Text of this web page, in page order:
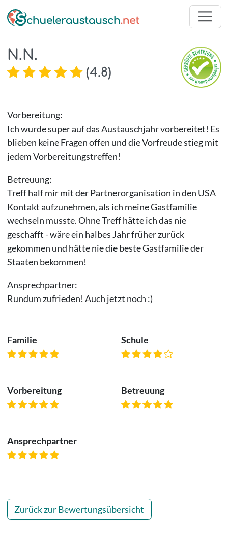
N.N.
(4.8)
Vorbereitung:
Ich wurde super auf das Austauschjahr vorbereitet! Es
blieben keine Fragen offen und die Vorfreude stieg mit
jedem Vorbereitungstreffen!
Betreuung:
Treff half mir mit der Partnerorganisation in den USA
Kontakt aufzunehmen, als ich meine Gastfamilie
wechseln musste. Ohne Treff hätte ich das nie
geschafft - wäre ein halbes Jahr früher zurück
gekommen und hätte nie die beste Gastfamilie der
Staaten bekommen!
Ansprechpartner:
Rundum zufrieden! Auch jetzt noch :)
Familie Schule
Vorbereitung Betreuung
Ansprechpartner
Zurück zur Bewertungsübersicht